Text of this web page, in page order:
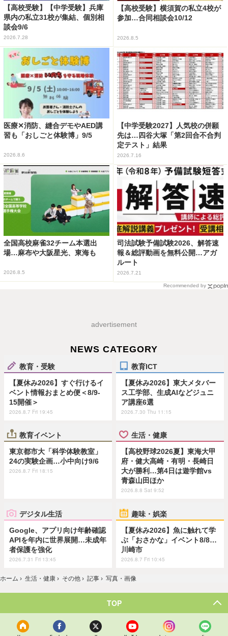
【高校受験】【中学受験】兵庫
県内の私立31校が集結、個別相
談会9/6
2026.7.28
【高校受験】横須賀の私立4校が
参加…合同相談会10/12
2026.8.5
医療✕消防、縫合デモやAED講
習も「おしごと体験博」9/5
2026.8.6
【中学受験2027】人気校の併願
先は…四谷大塚「第2回合不合判
定テスト」結果
2026.7.16
全国高校麻雀32チーム本選出
場…麻布や大阪星光、東海も
2026.8.5
司法試験予備試験2026、解答速
報＆総評動画を無料公開…アガ
ルート
2026.7.21
Recommended by
advertisement
NEWS CATEGORY
教育・受験
【夏休み2026】すぐ行けるイ
ベント情報おまとめ便＜8/9-
15開催＞
2026.8.7 Fri 19:45
教育ICT
【夏休み2026】東大メタバー
ス工学部、生成AIなどジュニ
ア講座6選
2026.7.30 Thu 11:15
教育イベント
東京都市大「科学体験教室」
24の実験企画…小中向け9/6
2026.8.7 Fri 18:15
生活・健康
【高校野球2026夏】東海大甲
府・健大高崎・有明・長崎日
大が勝利…第4日は遊学館vs
青森山田ほか
2026.8.8 Sat 9:52
デジタル生活
Google、アプリ向け年齢確認
APIを年内に世界展開…未成年
者保護を強化
2026.7.31 Fri 13:45
趣味・娯楽
【夏休み2026】魚に触れて学
ぶ「おさかな」イベント8/8…
川崎市
2026.8.7 Fri 10:45
ホーム › 生活・健康 › その他 › 記事 › 写真・画像
TOP